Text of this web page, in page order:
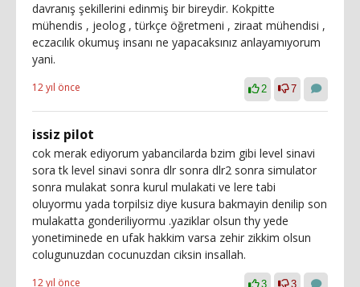
davranış şekillerini edinmiş bir bireydir. Kokpitte
mühendis , jeolog , türkçe öğretmeni , ziraat mühendisi ,
eczacılık okumuş insanı ne yapacaksınız anlayamıyorum
yani.
12 yıl önce 2 7
issiz pilot
cok merak ediyorum yabancilarda bzim gibi level sinavi
sora tk level sinavi sonra dlr sonra dlr2 sonra simulator
sonra mulakat sonra kurul mulakati ve lere tabi
oluyormu yada torpilsiz diye kusura bakmayin denilip son
mulakatta gonderiliyormu .yaziklar olsun thy yede
yonetiminede en ufak hakkim varsa zehir zikkim olsun
colugunuzdan cocunuzdan ciksin insallah.
12 yıl önce 3 3